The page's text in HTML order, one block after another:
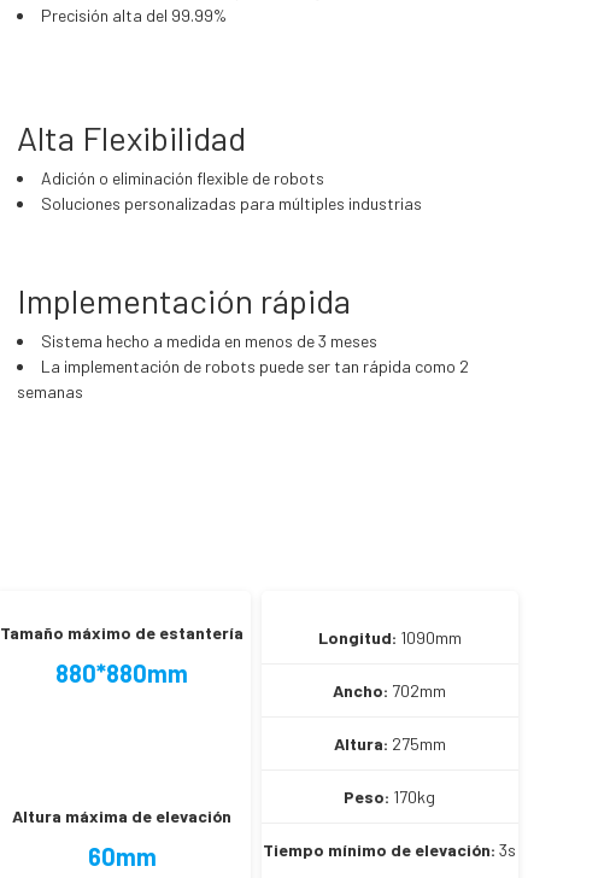
Precisión alta del 99.99%
Alta Flexibilidad
Adición o eliminación flexible de robots
Soluciones personalizadas para múltiples industrias
Implementación rápida
Sistema hecho a medida en menos de 3 meses
La implementación de robots puede ser tan rápida como 2
semanas
Tamaño máximo de estantería
880*880mm
Altura máxima de elevación
60mm
Longitud: 1090mm
Ancho: 702mm
Altura: 275mm
Peso: 170kg
Tiempo mínimo de elevación:3s